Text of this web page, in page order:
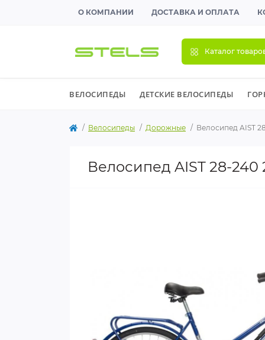
О КОМПАНИИ ДОСТАВКА И ОПЛАТА
Каталог
ВЕЛОСИПЕДЫ ДЕТСКИЕ ВЕЛОСИПЕДЫ
Велосипеды Дорожные Велосипед AIST
Велосипед AIST 28-